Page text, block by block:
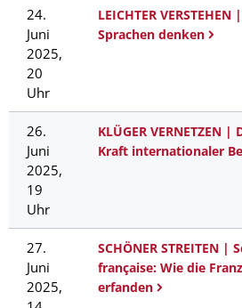
24.
Juni
2025,
20
Uhr
LEICHTER
Sprachen denken
26.
Juni
2025,
19
Uhr
KLÜGER VERNETZEN
Kraft internationaler
27.
Juni
2025,
SCHÖNER STREITEN
française: Wie die
erfanden